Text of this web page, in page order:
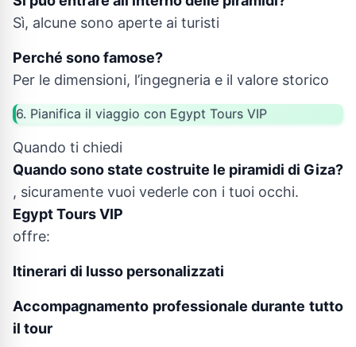
Sì, alcune sono aperte ai turisti
Perché sono famose?
Per le dimensioni, l’ingegneria e il valore storico
6. Pianifica il viaggio con Egypt Tours VIP
Quando ti chiedi
Quando sono state costruite le piramidi di Giza?
, sicuramente vuoi vederle con i tuoi occhi.
Egypt Tours VIP
offre:
Itinerari di lusso personalizzati
Accompagnamento professionale durante tutto
il tour